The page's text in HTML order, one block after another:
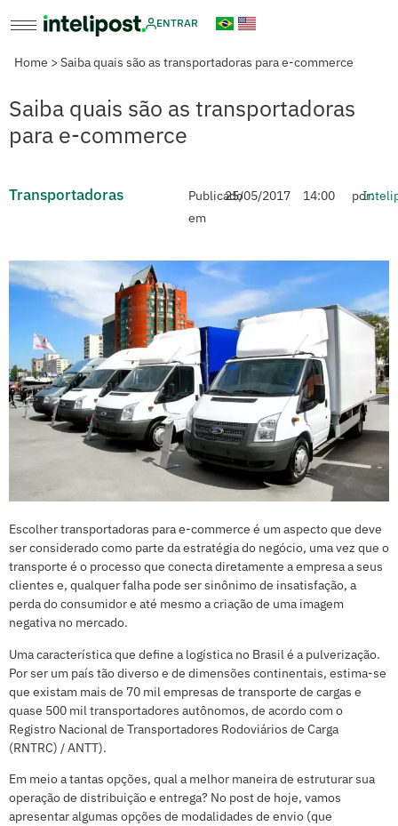
ENTRAR
Home > Saiba quais são as transportadoras para e-commerce
Saiba quais são as transportadoras
para e-commerce
Transportadoras
Publicado
em
25/05/2017 14:00 por:
Escolher transportadoras para e-commerce é um aspecto que deve
ser considerado como parte da estratégia do negócio, uma vez que o
transporte é o processo que conecta diretamente a empresa a seus
clientes e, qualquer falha pode ser sinônimo de insatisfação, a
perda do consumidor e até mesmo a criação de uma imagem
negativa no mercado.
Uma característica que define a logística no Brasil é a pulverização.
Por ser um país tão diverso e de dimensões continentais, estima-se
que existam mais de 70 mil empresas de transporte de cargas e
quase 500 mil transportadores autônomos, de acordo com o
Registro Nacional de Transportadores Rodoviários de Carga
(RNTRC) / ANTT).
Em meio a tantas opções, qual a melhor maneira de estruturar sua
operação de distribuição e entrega? No post de hoje, vamos
apresentar algumas opções de modalidades de envio (que